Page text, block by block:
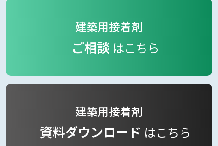
建築用接着剤
ご相談 はこちら
建築用接着剤
資料ダウンロード はこちら